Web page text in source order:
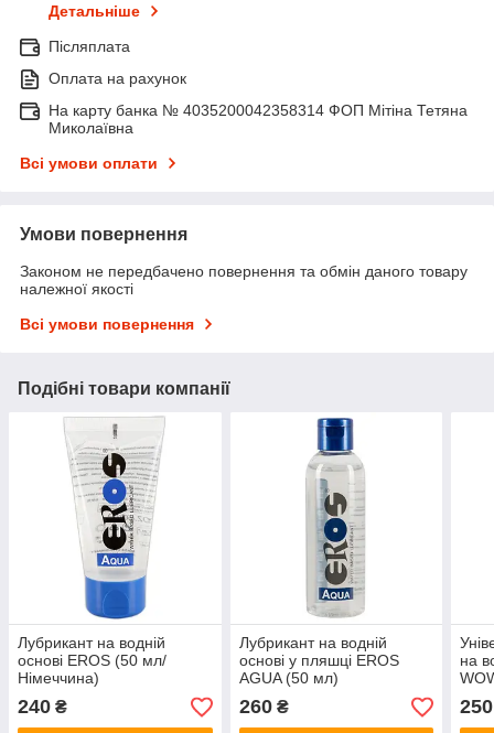
Детальніше
Післяплата
Оплата на рахунок
На карту банка № 4035200042358314 ФОП Мітіна Тетяна
Миколаївна
Всі умови оплати
Умови повернення
Законом не передбачено повернення та обмін даного товару
належної якості
Всі умови повернення
Подібні товари компанії
Лубрикант на водній
основі EROS (50 мл/
Німеччина)
240 ₴
Лубрикант на водній
основі у пляшці EROS
AGUA (50 мл)
260₴
на
250